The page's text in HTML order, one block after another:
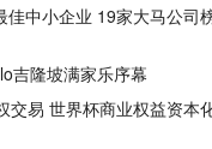
佳中小企业 19家大马公司
吉隆坡满家乐序幕
交易 世界杯商业权益资本